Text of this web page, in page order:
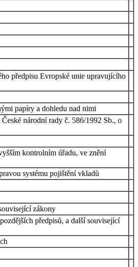
předpisu Evropské unie upravujícího
papíry a dohledu nad nimi
národní rady č. 586/1992 Sb., o
kontrolním úřadu, ve znění
systému pojištění vkladů
zákony
předpisů, a další související